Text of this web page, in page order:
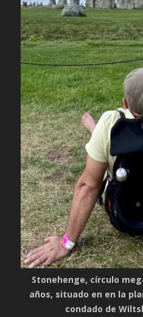
Stonehenge, círculo
años, situado en en la
condado de